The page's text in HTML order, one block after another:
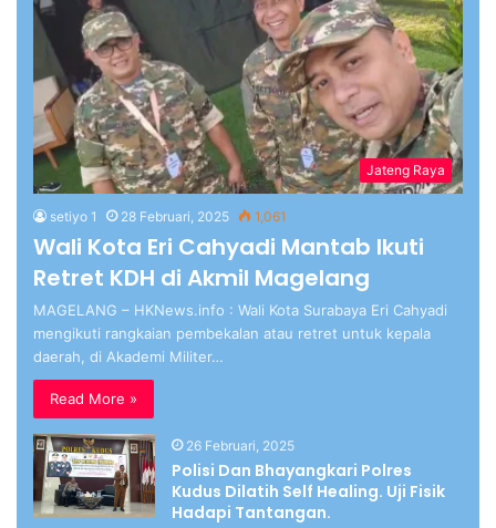
Jateng Raya
setiyo 1 28 Februari, 2025 1,061
Wali Kota Eri Cahyadi Mantab Ikuti
Retret KDH di Akmil Magelang
MAGELANG – HKNews.info : Wali Kota Surabaya Eri Cahyadi
mengikuti rangkaian pembekalan atau retret untuk kepala
daerah, di Akademi Militer…
Read More »
26 Februari, 2025
Polisi Dan Bhayangkari Polres
Kudus Dilatih Self Healing. Uji Fisik
Hadapi Tantangan.